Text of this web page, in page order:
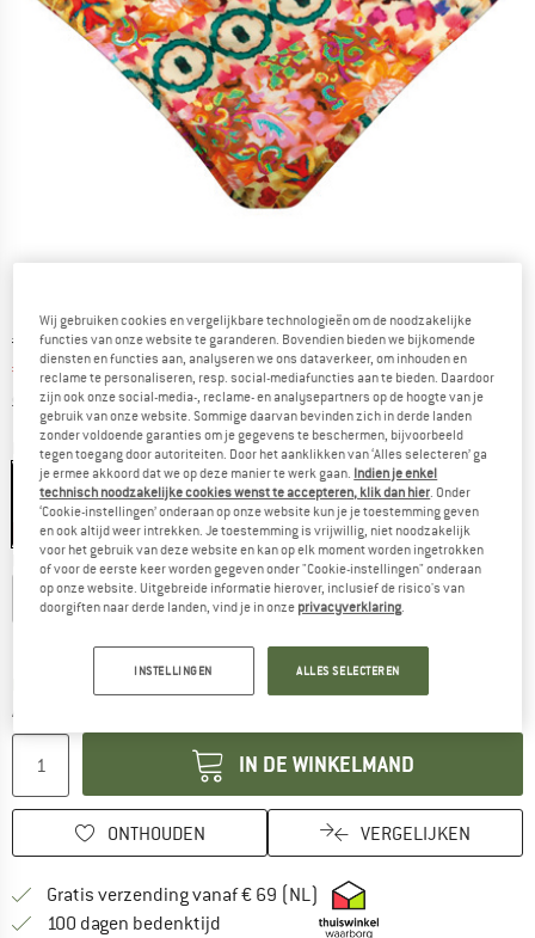
Oorspronkelijke prijs :
€ 49,95
Prijs:
€ 27,47 incl. BTW
excl. VerzendkostenInformatie over de verzendkosten. Opent in een
Kleur:Fiesta
-45%
Kies een maat:
EU36 EU38 EU40 EU42 EU44 EU
Aantal:
IN DE WINKELMAND
ONTHOUDEN VERGELIJKEN
Gratis verzending vanaf € 69 (NL) Vind hier de
100 dagen bedenktijd Vind de betalingsinformatie hier!
Wij gebruiken cookies en vergelijkbare technologieën om de noodzakelijke
functies van onze website te garanderen. Bovendien bieden we bijkomende
diensten en functies aan, analyseren we ons dataverkeer, om inhouden en
reclame te personaliseren, resp. social-mediafuncties aan te bieden. Daardoor
zijn ook onze social-media-, reclame- en analysepartners op de hoogte van je
gebruik van onze website. Sommige daarvan bevinden zich in derde landen
zonder voldoende garanties om je gegevens te beschermen, bijvoorbeeld
tegen toegang door autoriteiten. Door het aanklikken van ‘Alles selecteren’ ga
je ermee akkoord dat we op deze manier te werk gaan. Indien je enkel
technisch noodzakelijke cookies wenst te accepteren, klik dan hier . Onder
‘Cookie-instellingen’ onderaan op onze website kun je je toestemming geven
en ook altijd weer intrekken. Je toestemming is vrijwillig, niet noodzakelijk
voor het gebruik van deze website en kan op elk moment worden ingetrokken
of voor de eerste keer worden gegeven onder "Cookie-instellingen" onderaan
op onze website. Uitgebreide informatie hierover, inclusief de risico's van
doorgiften naar derde landen, vind je in onze privacyverklaring
INSTELLINGEN ALLES SELECTEREN